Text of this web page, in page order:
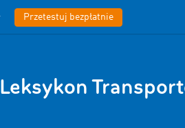
Przetestuj bezpłatnie
Leksykon